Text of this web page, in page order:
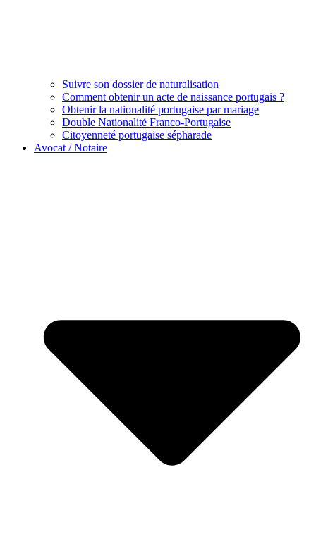
Suivre son dossier de naturalisation
Comment obtenir un acte de naissance portugais ?
Obtenir la nationalité portugaise par mariage
Double Nationalité Franco-Portugaise
Citoyenneté portugaise sépharade
Avocat / Notaire